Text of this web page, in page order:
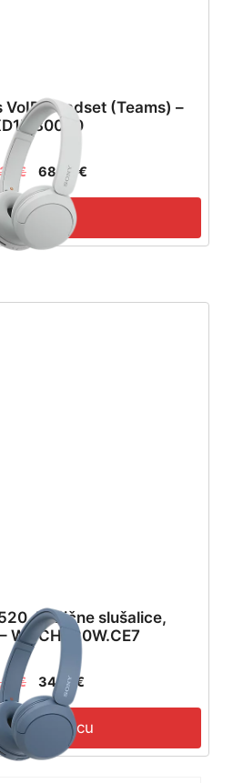
Headset (Teams) –
€ 68,69 €
više
bežične slušalice,
WHCH520W.CE7
€ 34,31 €
u košaricu